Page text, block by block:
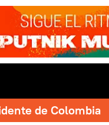
de Colombia